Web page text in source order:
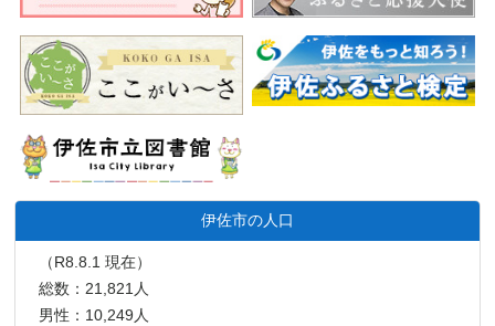
伊佐市の人口
（R8.8.1 現在）
総数：21,821人
男性：10,249人